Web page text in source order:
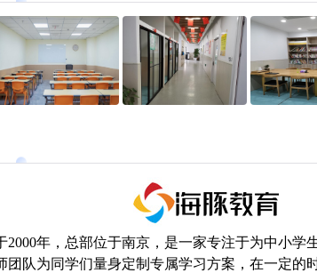
2000年，总部位于南京，是一家专注于为中小学
团队为同学们量身定制专属学习方案，在一定的